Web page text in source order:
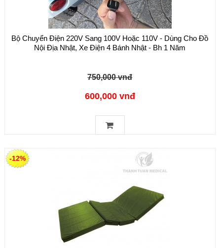
Bộ Chuyển Điện 220V Sang 100V Hoặc 110V - Dùng Cho Đồ
Nội Địa Nhật, Xe Điện 4 Bánh Nhật - Bh 1 Năm
750,000 vnđ
600,000 vnđ
-12%